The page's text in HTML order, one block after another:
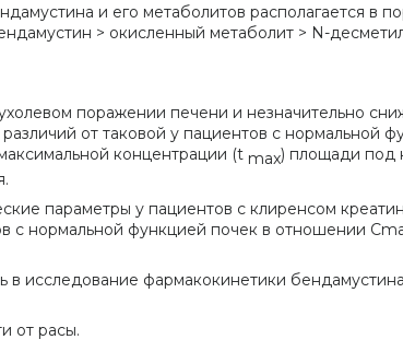
и его метаболитов располагается в
> окисленный метаболит > N-
поражении печени и незначительно
от таковой у пациентов с нормальной
концентрации (t max) площади под
параметры у пациентов с клиренсом
с нормальной функцией почек в отношении
в исследование фармакокинетики
от расы.